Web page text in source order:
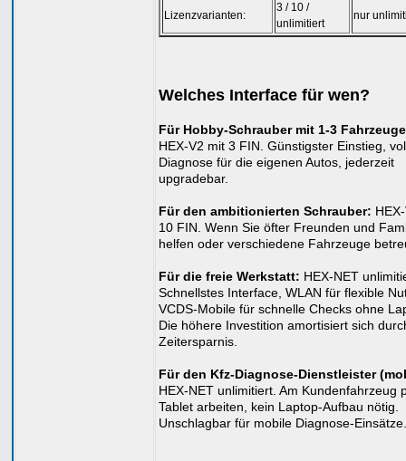
Lizenzvarianten:
3 / 10 /
unlimitiert
nur
Welches Interface für wen?
Für Hobby-Schrauber mit 1-3
HEX-V2 mit 3 FIN. Günstigster Einstieg,
Diagnose für die eigenen Autos, jederzeit
upgradebar.
Für den ambitionierten Schrauber:
10 FIN. Wenn Sie öfter Freunden und
helfen oder verschiedene Fahrzeuge
Für die freie Werkstatt: HEX-NET
Schnellstes Interface, WLAN für flexible
VCDS-Mobile für schnelle Checks ohne
Die höhere Investition amortisiert sich
Zeitersparnis.
Für den Kfz-Diagnose-Dienstleister
HEX-NET unlimitiert. Am Kundenfahrzeug
Tablet arbeiten, kein Laptop-Aufbau nötig.
Unschlagbar für mobile Diagnose-Einsätze.